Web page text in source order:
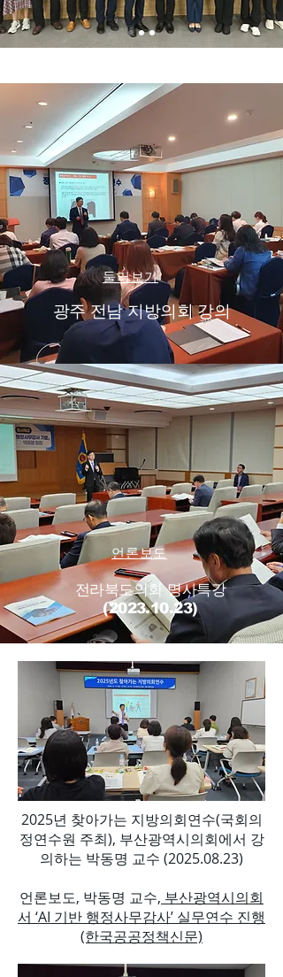
둘러보기
광주 전남 지방의회 강의
언론보도
전라북도의회 명사특강
(2023.10.23)
2025년 찾아가는 지방의회연수(국회의
정연수원 주최), 부산광역시의회에서 강
의하는 박동명 교수 (2025.08.23)
언론보도, 박동명 교수, 부산광역시의회
서 ‘AI 기반 행정사무감사’ 실무연수 진행
(한국공공정책신문)